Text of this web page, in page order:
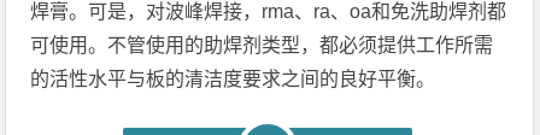
焊膏。可是，对波峰焊接，rma、ra、oa和免洗助焊剂都
可使用。不管使用的助焊剂类型，都必须提供工作所需
的活性水平与板的清洁度要求之间的良好平衡。